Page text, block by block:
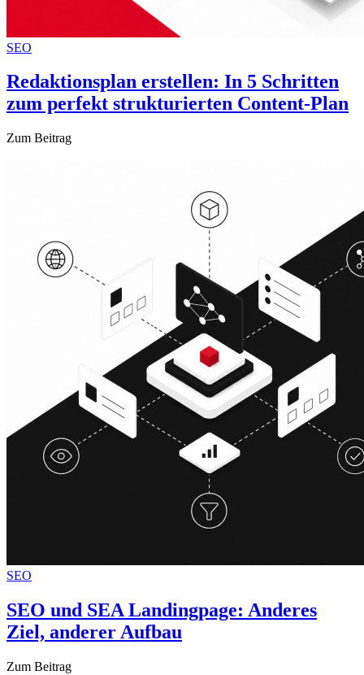
SEO
Redaktionsplan erstellen: In 5 Schritten
zum perfekt strukturierten Content-Plan
Zum Beitrag
SEO
SEO und SEA Landingpage: Anderes
Ziel, anderer Aufbau
Zum Beitrag